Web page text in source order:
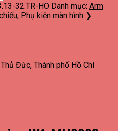
32.TR-HO Danh mục: Arm
, Phụ kiện màn hình ❯
Đức, Thành phố Hồ Chí